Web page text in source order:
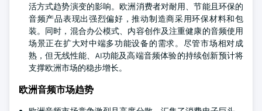
活方式趋势演变的影响。欧洲消费者对耐用、节能且环保的
音频产品表现出强烈偏好，推动制造商采用环保材料和包
装。同时，混合办公模式、内容创作及注重健康的音频使用
场景正在扩大对中端多功能设备的需求。尽管市场相对成
熟，但无线性能、AI功能及高端音频体验的持续创新预计将
支撑欧洲市场的稳步增长。
欧洲音频市场趋势